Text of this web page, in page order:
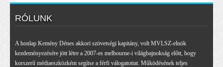
RÓLUNK
A honlap Kemény Dénes akkori szövetségi kapitány, volt MVLSZ-elnök
kezdeményezésére jött létre a 2007-es melbourne-i világbajnokság előtt, hogy
korszerű médiaeszközként segítse a férfi válogatottat. Működésének teljes